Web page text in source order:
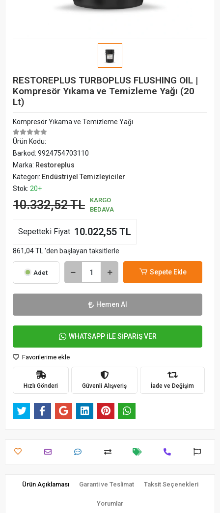
RESTOREPLUS TURBOPLUS FLUSHING OIL |
Kompresör Yıkama ve Temizleme Yağı (20
Lt)
Kompresör Yıkama ve Temizleme Yağı
Ürün Kodu:
Barkod: 9924754703110
Marka: Restoreplus
Kategori: Endüstriyel Temizleyiciler
Stok: 20+
10.332,52 TL
KARGO
BEDAVA
Sepetteki Fiyat 10.022,55 TL
861,04 TL 'den başlayan taksitlerle
Adet Sepete Ekle
Hemen Al
WHATSAPP İLE SİPARİŞ VER
Favorilerime ekle
Hızlı Gönderi Güvenli Alışveriş İade ve Değişim
Ürün Açıklaması Garanti ve Teslimat Taksit Seçenekleri
Yorumlar